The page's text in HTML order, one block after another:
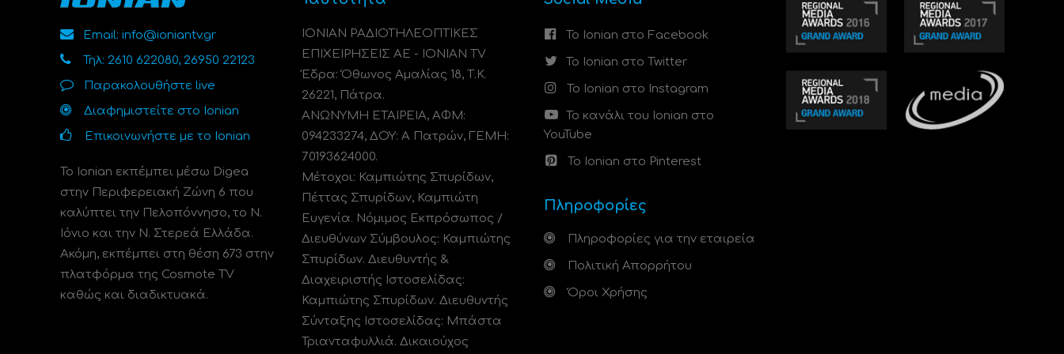
Email: info@ioniantv.gr
Τηλ: 2610 622080, 26950 22123
Παρακολουθήστε live
Διαφημιστείτε στο Ionian
Επικοινωνήστε με το Ionian
Το Ionian εκπέμπει μέσω Digea
στην Περιφερειακή Ζώνη 6 που
καλύπτει την Πελοπόννησο, το N.
Ιόνιο και την Ν. Στερεά Ελλάδα.
Ακόμη, εκπέμπει στη θέση 673 στην
πλατφόρμα της Cosmote TV
καθώς και διαδικτυακά.
ΙΟΝΙΑΝ ΡΑΔΙΟΤΗΛΕΟΠΤΙΚΕΣ
ΕΠΙΧΕΙΡΗΣΕΙΣ ΑΕ - IONIAN TV
Έδρα: Όθωνος Αμαλίας 18, Τ.Κ.
26221, Πάτρα.
ΑΝΩΝΥΜΗ ΕΤΑΙΡΕΙΑ, ΑΦΜ:
094233274, ΔΟΥ: A Πατρών, ΓΕΜΗ:
70193624000.
Μέτοχοι: Καμπιώτης Σπυρίδων,
Πέττας Σπυρίδων, Καμπιώτη
Ευγενία. Νόμιμος Εκπρόσωπος /
Διευθύνων Σύμβουλος: Καμπιώτης
Σπυρίδων. Διευθυντής &
Διαχειριστής Ιστοσελίδας:
Καμπιώτης Σπυρίδων. Διευθυντής
Σύνταξης Ιστοσελίδας: Μπάστα
Τριανταφυλλιά. Δικαιούχος
Το Ionian στο Facebook
Το Ionian στο Twitter
Το Ionian στο Instagram
Το κανάλι του Ionian στο
YouTube
Το Ionian στο Pinterest
Πληροφορίες
Πληροφορίες για την εταιρεία
Πολιτική Απορρήτου
Όροι Χρήσης